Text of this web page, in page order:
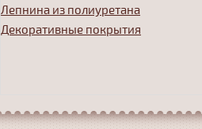
Лепнина из полиуретана
Декоративные покрытия